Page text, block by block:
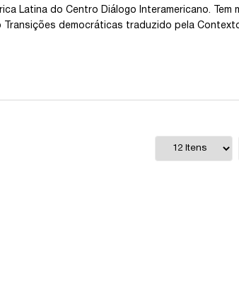
Latina do Centro Diálogo Interamericano. Tem
Transições democráticas traduzido pela